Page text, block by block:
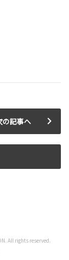
の記事へ
All rights reserved.